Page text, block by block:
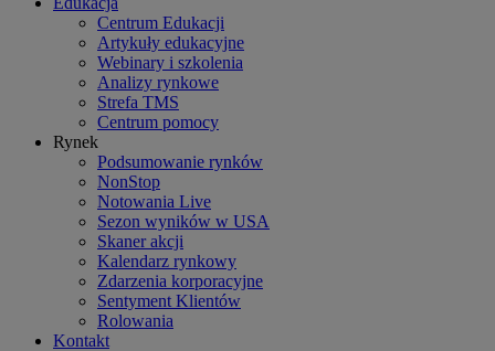
Centrum Edukacji
Artykuły edukacyjne
Webinary i szkolenia
Analizy rynkowe
Strefa TMS
Centrum pomocy
Rynek
Podsumowanie rynków
NonStop
Notowania Live
Sezon wyników w USA
Skaner akcji
Kalendarz rynkowy
Zdarzenia korporacyjne
Sentyment Klientów
Rolowania
Kontakt